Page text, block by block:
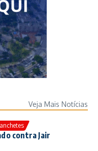
Veja Mais Notícias
contra Jair